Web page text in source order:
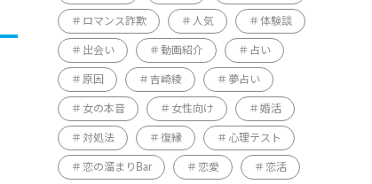
ロマンス詐欺 人気 体験談
出会い 動画紹介 占い
原因 吉崎綾 夢占い
女の本音 女性向け 婚活
対処法 復縁 心理テスト
恋の溜まりBar 恋愛 恋活